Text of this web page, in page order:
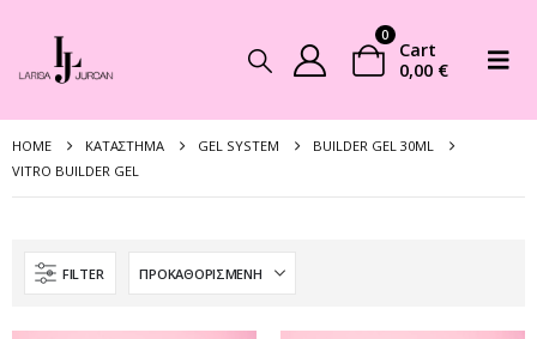
0
Cart
0,00 €
HOME ΚΑΤΆΣΤΗΜΑ GEL SYSTEM
BUILDER GEL 30ML
VITRO BUILDER GEL
FILTER